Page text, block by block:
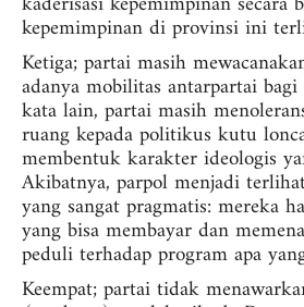
kepemimpinan di provinsi ini
Ketiga; partai masih
adanya mobilitas antarpartai
kata lain, partai masih
ruang kepada politikus kutu
membentuk karakter ideologis
Akibatnya, parpol menjadi
yang sangat pragmatis: mereka
yang bisa membayar dan
peduli terhadap program apa
Keempat; partai tidak